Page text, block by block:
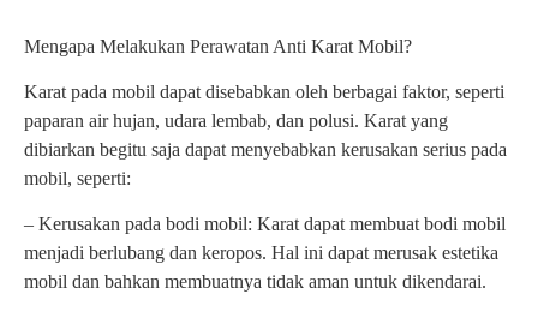
Mengapa Melakukan Perawatan Anti Karat Mobil?
Karat pada mobil dapat disebabkan oleh berbagai faktor, seperti
paparan air hujan, udara lembab, dan polusi. Karat yang
dibiarkan begitu saja dapat menyebabkan kerusakan serius pada
mobil, seperti:
– Kerusakan pada bodi mobil: Karat dapat membuat bodi mobil
menjadi berlubang dan keropos. Hal ini dapat merusak estetika
mobil dan bahkan membuatnya tidak aman untuk dikendarai.